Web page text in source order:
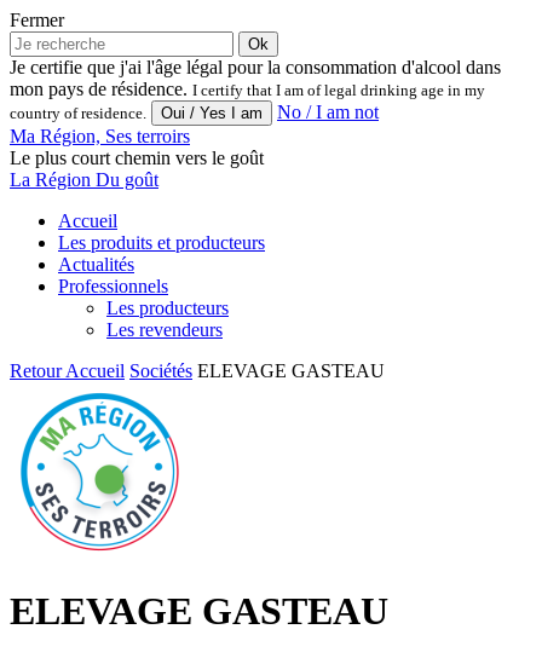
Fermer
Ok
Je certifie que j'ai l'âge légal pour la consommation d'alcool dans
mon pays de résidence. I certify that I am of legal drinking age in my
country of residence.
No / I am not
Ma Région, Ses terroirs
Le plus court chemin vers le goût
La Région Du goût
Accueil
Les produits et producteurs
Actualités
Professionnels
Les producteurs
Les revendeurs
RetourAccueil Sociétés ELEVAGE GASTEAU
ELEVAGE GASTEAU